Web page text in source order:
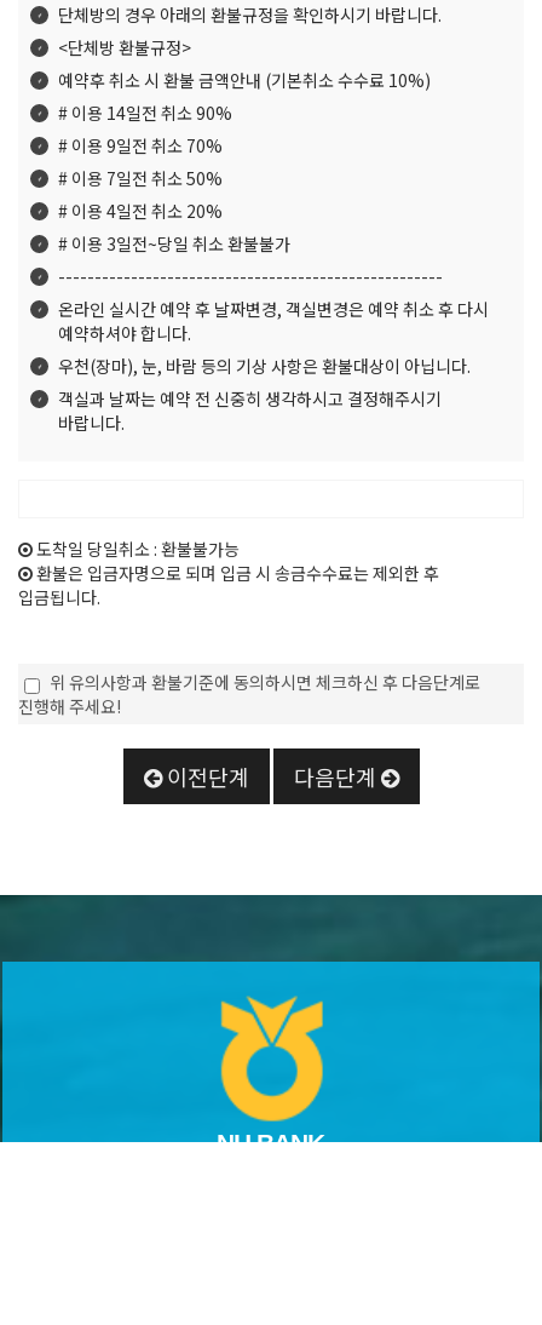
단체방의 경우 아래의 환불규정을 확인하시기 바랍니다.
<단체방 환불규정>
예약후 취소 시 환불 금액안내 (기본취소 수수료 10%)
# 이용 14일전 취소 90%
# 이용 9일전 취소 70%
# 이용 7일전 취소 50%
# 이용 4일전 취소 20%
# 이용 3일전~당일 취소 환불불가
-----------------------------------------------------
온라인 실시간 예약 후 날짜변경, 객실변경은 예약 취소 후 다시
예약하셔야 합니다.
우천(장마), 눈, 바람 등의 기상 사항은 환불대상이 아닙니다.
객실과 날짜는 예약 전 신중히 생각하시고 결정해주시기
바랍니다.
도착일 당일취소 : 환불불가능
환불은 입금자명으로 되며 입금 시 송금수수료는 제외한 후
입금됩니다.
위 유의사항과 환불기준에 동의하시면 체크하신 후 다음단계로
진행해 주세요!
이전단계 다음단계
NH BANK